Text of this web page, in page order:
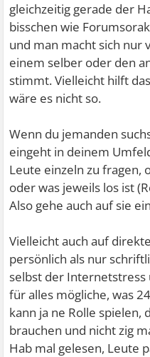
gleichzeitig gerade der
bisschen wie
und man macht sich nur
einem selber oder den
stimmt. Vielleicht hilft
wäre es nicht so.
Wenn du jemanden
eingeht in deinem
Leute einzeln zu fragen,
oder was jeweils los ist
Also gehe auch auf sie
Vielleicht auch auf
persönlich als nur
selbst der
für alles mögliche, was
kann ja ne Rolle spielen,
brauchen und nicht zig
Hab mal gelesen, Leute